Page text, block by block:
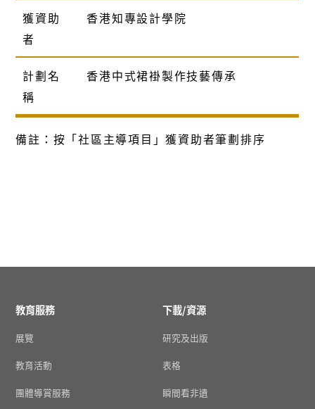
獲資助
者
香港知專設計學院
計劃名
稱
香港中式裙褂製作技藝傳承
備註：按「社區主導項目」獲資助者筆劃排序
教育服務
展覽
教育活動
團體導賞服務
下載/資源
研究及出版
表格
瞬間看非遺